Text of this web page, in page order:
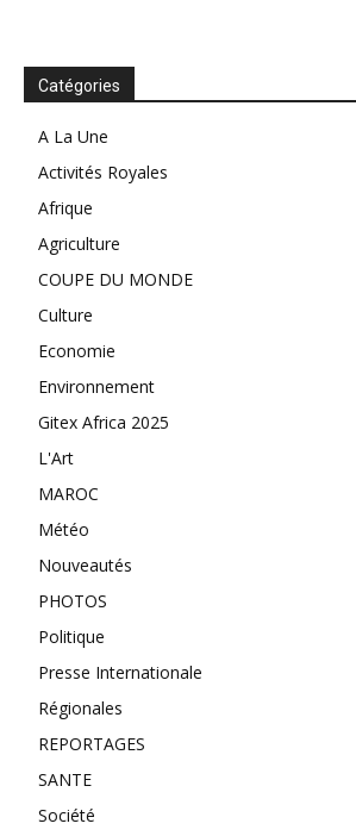
Catégories
A La Une
Activités Royales
Afrique
Agriculture
COUPE DU MONDE
Culture
Economie
Environnement
Gitex Africa 2025
L'Art
MAROC
Météo
Nouveautés
PHOTOS
Politique
Presse Internationale
Régionales
REPORTAGES
SANTE
Société